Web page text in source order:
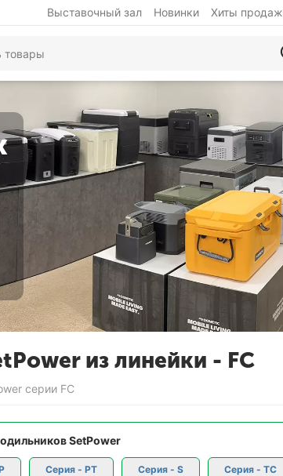
Выставочный зал Новинки Хиты продаж
из линейки - FC
серии FC
SetPower
Серия - PT Серия - S Серия - TC